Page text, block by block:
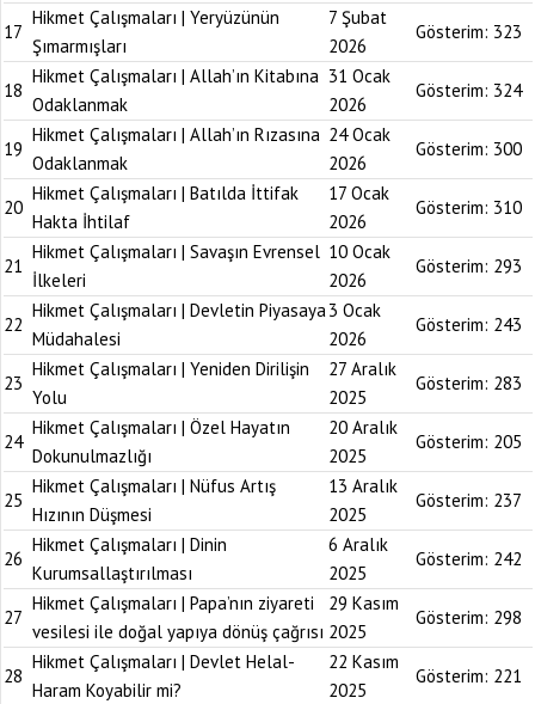
17
Hikmet Çalışmaları | Yeryüzünün
Şımarmışları
7 Şubat
2026
Gösterim: 323
18
Hikmet Çalışmaları | Allah’ın Kitabına
Odaklanmak
31 Ocak
2026
Gösterim: 324
19
Hikmet Çalışmaları | Allah’ın Rızasına
Odaklanmak
24 Ocak
2026
Gösterim: 300
20
Hikmet Çalışmaları | Batılda İttifak
Hakta İhtilaf
17 Ocak
2026
Gösterim: 310
21
Hikmet Çalışmaları | Savaşın Evrensel
İlkeleri
10 Ocak
2026
Gösterim: 293
22
Hikmet Çalışmaları | Devletin Piyasaya
Müdahalesi
3 Ocak
2026
Gösterim: 243
23
Hikmet Çalışmaları | Yeniden Dirilişin
Yolu
27 Aralık
2025
Gösterim: 283
24
Hikmet Çalışmaları | Özel Hayatın
Dokunulmazlığı
20 Aralık
2025
Gösterim: 205
25
Hikmet Çalışmaları | Nüfus Artış
Hızının Düşmesi
13 Aralık
2025
Gösterim: 237
26
Hikmet Çalışmaları | Dinin
Kurumsallaştırılması
6 Aralık
2025
Gösterim: 242
27
Hikmet Çalışmaları | Papa’nın ziyareti
vesilesi ile doğal yapıya dönüş çağrısı
29 Kasım
2025
Gösterim: 298
28
Hikmet Çalışmaları | Devlet Helal-
Haram Koyabilir mi?
22 Kasım
2025
Gösterim: 221